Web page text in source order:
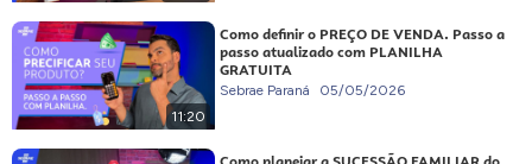
11:20
Como definir o PREÇO DE VENDA. Passo a
passo atualizado com PLANILHA
GRATUITA
Sebrae Paraná 05/05/2026